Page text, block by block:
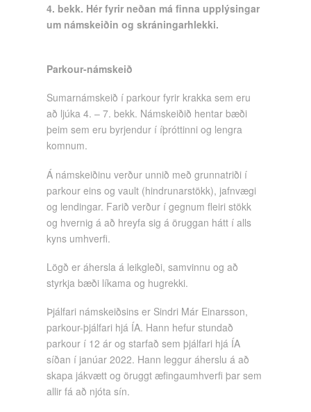
4. bekk. Hér fyrir neðan má finna upplýsingar
um námskeiðin og skráningarhlekki.
Parkour-námskeið
Sumarnámskeið í parkour fyrir krakka sem eru
að ljúka 4. – 7. bekk. Námskeiðið hentar bæði
þeim sem eru byrjendur í íþróttinni og lengra
komnum.
Á námskeiðinu verður unnið með grunnatriði í
parkour eins og vault (hindrunarstökk), jafnvægi
og lendingar. Farið verður í gegnum fleiri stökk
og hvernig á að hreyfa sig á öruggan hátt í alls
kyns umhverfi.
Lögð er áhersla á leikgleði, samvinnu og að
styrkja bæði líkama og hugrekki.
Þjálfari námskeiðsins er Sindri Már Einarsson,
parkour-þjálfari hjá ÍA. Hann hefur stundað
parkour í 12 ár og starfað sem þjálfari hjá ÍA
síðan í janúar 2022. Hann leggur áherslu á að
skapa jákvætt og öruggt æfingaumhverfi þar sem
allir fá að njóta sín.